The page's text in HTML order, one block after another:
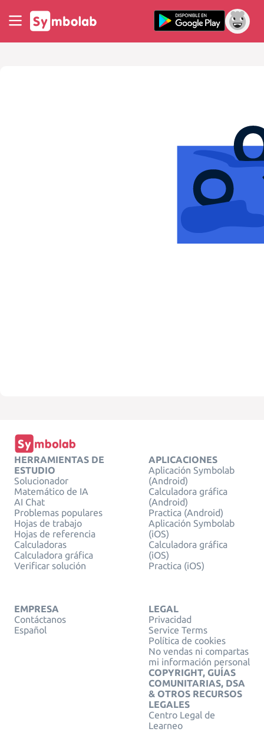
HERRAMIENTAS DE
ESTUDIO
Solucionador
Matemático de IA
AI Chat
Problemas populares
Hojas de trabajo
Hojas de referencia
Calculadoras
Calculadora gráfica
Verificar solución
APLICACIONES
Aplicación Symbolab
(Android)
Calculadora gráfica
(Android)
Practica (Android)
Aplicación Symbolab
(iOS)
Calculadora gráfica
(iOS)
Practica (iOS)
EMPRESA
Contáctanos
Español
LEGAL
Privacidad
Service Terms
Política de cookies
No vendas ni compartas
mi información personal
COPYRIGHT, GUÍAS
COMUNITARIAS, DSA
& OTROS RECURSOS
LEGALES
Centro Legal de
Learneo